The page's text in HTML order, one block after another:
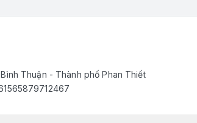
Thuận - Thành phố Phan Thiết